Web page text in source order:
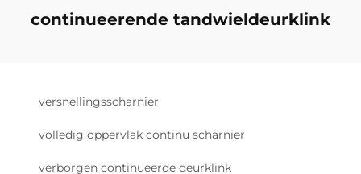
continueerende tandwieldeurklink
versnellingsscharnier
volledig oppervlak continu scharnier
verborgen continueerde deurklink